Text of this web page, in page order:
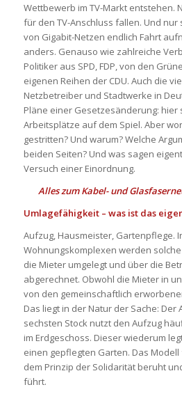
Wettbewerb im TV-Markt entstehen.
für den TV-Anschluss fallen. Und
von Gigabit-Netzen endlich Fahrt
anders. Genauso wie zahlreiche
Politiker aus SPD, FDP, von den
eigenen Reihen der CDU. Auch die
Netzbetreiber und Stadtwerke in
Pläne einer Gesetzesänderung: hier
Arbeitsplätze auf dem Spiel. Aber
gestritten? Und warum? Welche
beiden Seiten? Und was sagen
Versuch einer Einordnung.
Alles zum Kabel- und
Umlagefähigkeit – was ist das
Aufzug, Hausmeister, Gartenpflege.
Wohnungskomplexen werden
die Mieter umgelegt und über die
abgerechnet. Obwohl die Mieter in
von den gemeinschaftlich
Das liegt in der Natur der Sache: Der
sechsten Stock nutzt den Aufzug
im Erdgeschoss. Dieser wiederum
einen gepflegten Garten. Das
dem Prinzip der Solidarität beruht
führt.